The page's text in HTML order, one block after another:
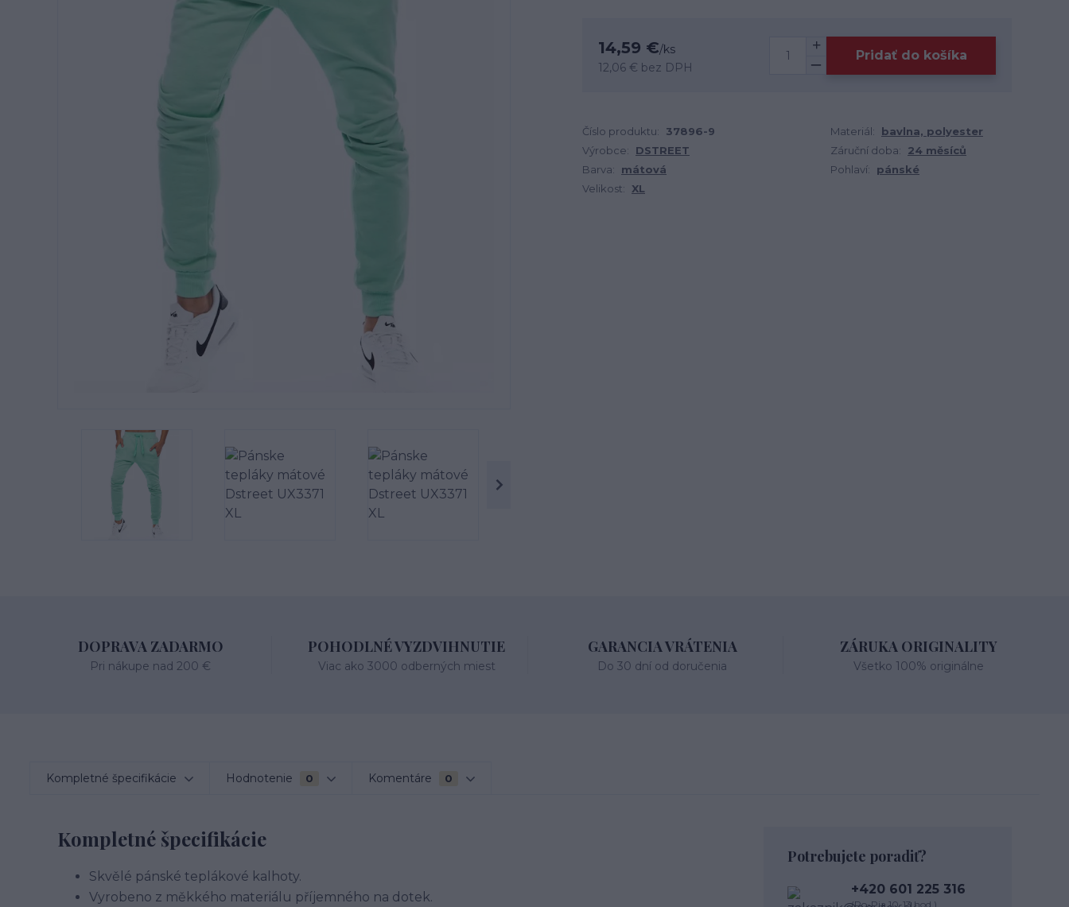
14,59 €/ks
12,06 € bez DPH
Pridať do košíka
Číslo produktu: 37896-9 Materiál:
bavlna, polyester
Výrobce:
DSTREET Záruční doba:
24 měsíců
Barva:
mátová Pohlaví:
pánské
Velikost:
XL
DOPRAVA ZADARMO
Pri nákupe nad 200 €
POHODLNÉ VYZDVIHNUTIE
Viac ako 3000 odberných miest
GARANCIA VRÁTENIA
Do 30 dní od doručenia
ZÁRUKA ORIGINALITY
Všetko 100% originálne
Kompletné špecifikácie Hodnotenie 0 Komentáre 0
Kompletné špecifikácie
Skvělé pánské teplákové kalhoty.
Vyrobeno z měkkého materiálu příjemného na dotek.
Potrebujete poradiť?
+420 601 225 316
(Po-Pia 10-13 hod.)